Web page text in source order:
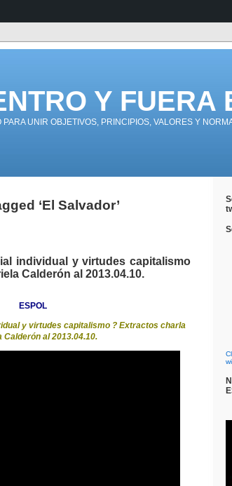
Y FUERA
PARA UNIR OBJETIVOS, PRINCIPIOS, VALORES Y
‘El Salvador’
individual y virtudes capitalismo
Calderón al 2013.04.10.
ESPOL
y virtudes capitalismo ? Extractos charla
Calderón al 2013.04.10.